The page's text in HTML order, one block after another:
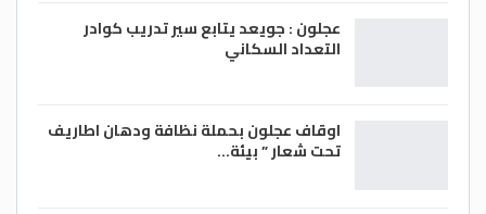
عجلون : جويعد يتابع سير تدريب كوادر
التعداد السكاني
اوقاف عجلون بحملة نظافة ودهان اطاريف
تحت شعار ” بيئة…